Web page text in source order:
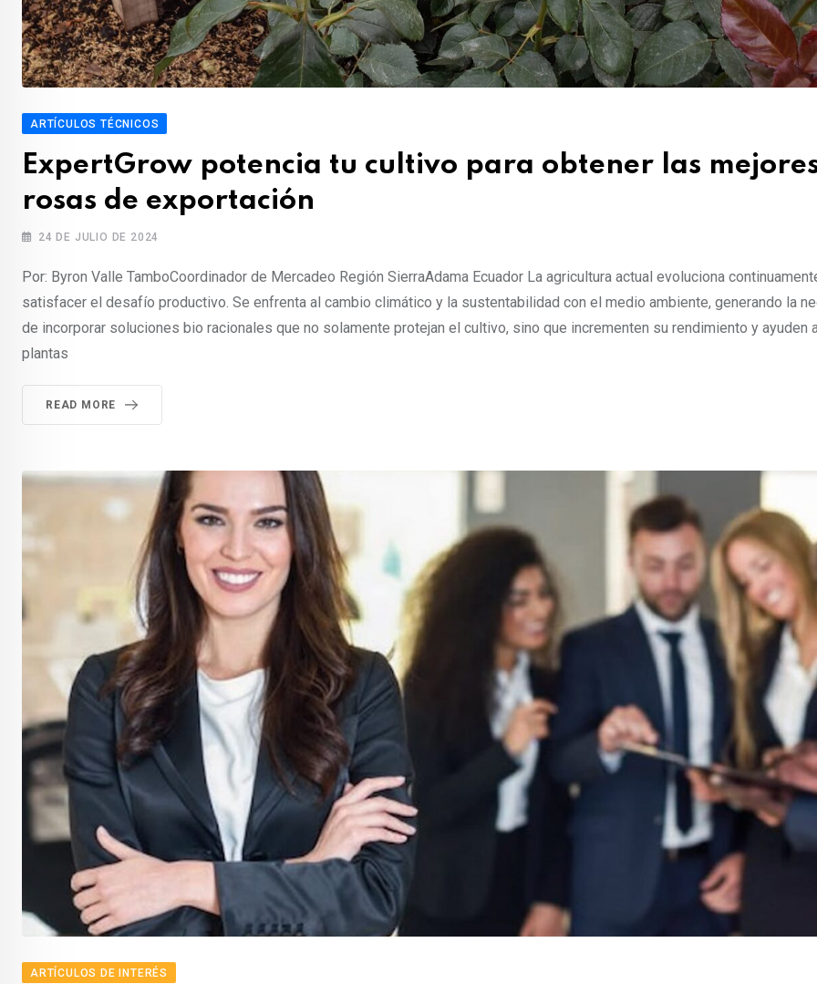
ARTÍCULOS TÉCNICOS
ExpertGrow potencia tu cultivo para obtener las
rosas de exportación
24 DE JULIO DE 2024
Por: Byron Valle TamboCoordinador de Mercadeo Región SierraAdama Ecuador La agricultura actual evoluciona
satisfacer el desafío productivo. Se enfrenta al cambio climático y la sustentabilidad con el medio ambiente, generando la
de incorporar soluciones bio racionales que no solamente protejan el cultivo, sino que incrementen su rendimiento y ayuden
plantas
READ MORE
ARTÍCULOS DE INTERÉS